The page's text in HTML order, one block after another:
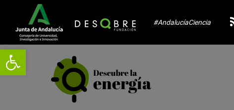
Abrir barra de herramientas
#AndalucíaCiencia